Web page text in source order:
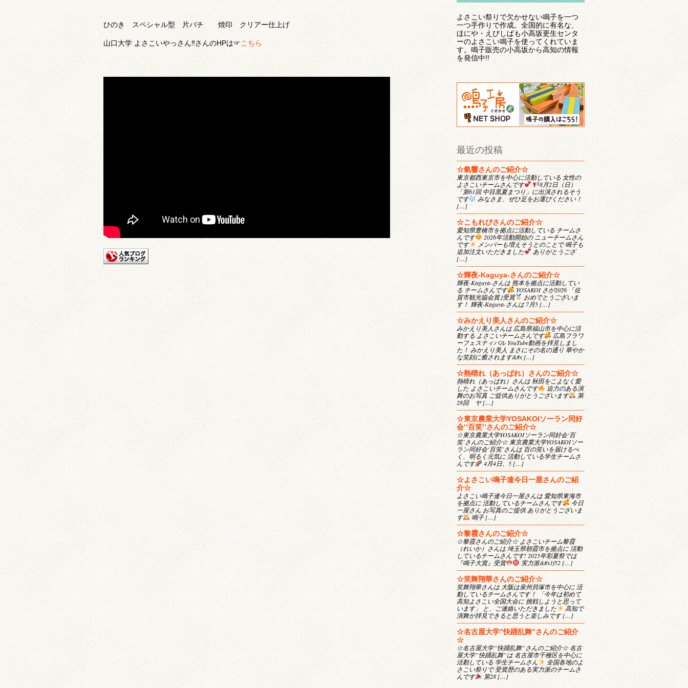
ひのき スペシャル型 片バチ 焼印 クリアー仕上げ
山口大学 よさこいやっさん‼︎さんのHPは☞こちら
よさこい祭りで欠かせない鳴子を一つ
一つ手作りで作成。全国的に有名な、
ほにや・えびしばも小高坂更生センタ
ーのよさこい鳴子を使ってくれていま
す。鳴子販売の小高坂から高知の情報
を発信中!!
最近の投稿
☆氣響さんのご紹介☆
東京都西東京市を中心に活動している 女性の
よさこいチームさんです
8月2日（日）
「第61回 中目黒夏まつり」に出演されるそう
です
みなさま、ぜひ足をお運びください！
[…]
☆こもれびさんのご紹介☆
愛知県豊橋市を拠点に活動している チームさ
んです
2026年活動開始の ニューチームさん
です
メンバーも増えそうとのことで 鳴子も
追加注文いただきました
ありがとうござ
[…]
☆輝夜-Kaguya-さんのご紹介☆
輝夜-Kaguya-さんは 熊本を拠点に活動してい
る チームさんです
YOSAKOI さが2026 「佐
賀市観光協会賞｣受賞
おめでとうございま
す！ 輝夜-Kaguya-さんは 7月5 […]
☆みかえり美人さんのご紹介☆
みかえり美人さんは 広島県福山市を中心に活
動する よさこいチームさんです
広島フラワ
ーフェスティバル YouTube動画を拝見しまし
た！ みかえり美人 まさにその名の通り 華やか
な笑顔に癒されます&#x […]
☆熱晴れ（あっぱれ）さんのご紹介☆
熱晴れ（あっぱれ）さんは 秋田をこよなく愛
した よさこいチームさんです
迫力のある演
舞のお写真 ご提供ありがとうございます
第
28回 ヤ […]
☆東京農業大学YOSAKOIソーラン同好
会‘‘百笑’’さんのご紹介☆
☆東京農業大学YOSAKOIソーラン同好会‘百
笑’さんのご紹介☆ 東京農業大学YOSAKOIソー
ラン同好会‘百笑’さんは 百の笑いを届けるべ
く、明るく元気に 活動している学生チームさ
んです
4月4日、5 […]
☆よさこい鳴子連今日一屋さんのご紹
介☆
よさこい鳴子連今日一屋さんは 愛知県東海市
を拠点に 活動しているチームさんです
今日
一屋さん お写真のご提供 ありがとうございま
す
鳴子 […]
☆黎霞さんのご紹介☆
☆黎霞さんのご紹介☆ よさこいチーム黎霞
（れいか）さんは 埼玉県朝霞市を拠点に 活動
しているチームさんです! 2025年彩夏祭では
『鳴子大賞』受賞
実力派&#x1f52 […]
☆笑舞翔華さんのご紹介☆
笑舞翔華さんは 大阪は泉州貝塚市を中心に 活
動しているチームさんです！ 「今年は初めて
高知よさこい全国大会に 挑戦しようと思って
います」 と、ご連絡いただきました
高知で
演舞が拝見できると思うと楽しみです […]
☆名古屋大学”快踊乱舞”さんのご紹介
☆
☆名古屋大学”快踊乱舞”さんのご紹介☆ 名古
屋大学”快踊乱舞”は 名古屋市千種区を中心に
活動している 学生チームさん
全国各地のよ
さこい祭りで 受賞歴のある実力派のチームさ
んです
第28 […]